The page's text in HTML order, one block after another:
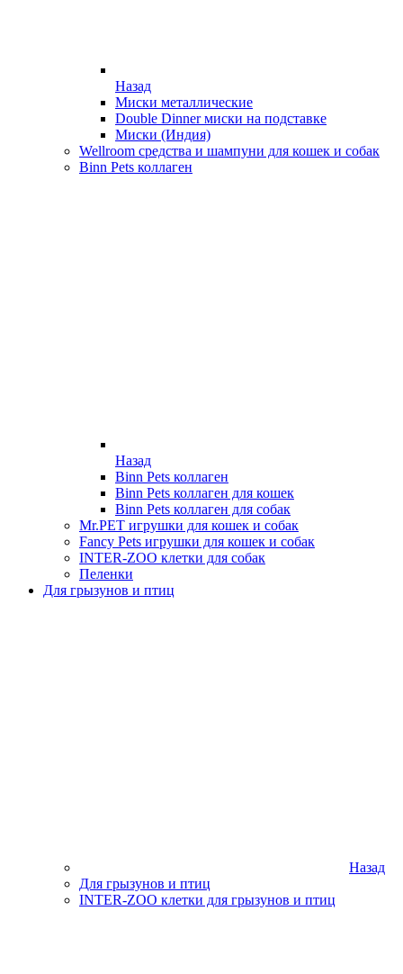
Назад
Миски металлические
Double Dinner миски на подставке
Миски (Индия)
Wellroom средства и шампуни для кошек и собак
Binn Pets коллаген
Назад
Binn Pets коллаген
Binn Pets коллаген для кошек
Binn Pets коллаген для собак
Mr.PET игрушки для кошек и собак
Fancy Pets игрушки для кошек и собак
INTER-ZOO клетки для собак
Пеленки
Для грызунов и птиц
Назад
Для грызунов и птиц
INTER-ZOO клетки для грызунов и птиц